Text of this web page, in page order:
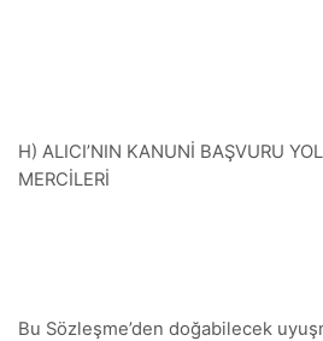
H) ALICI’NIN KANUNİ BAŞVURU
MERCİLERİ
Bu Sözleşme’den doğabilecek